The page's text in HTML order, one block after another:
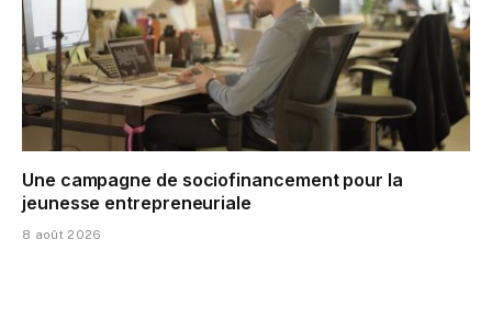
Une campagne de sociofinancement pour la
jeunesse entrepreneuriale
8 août 2026